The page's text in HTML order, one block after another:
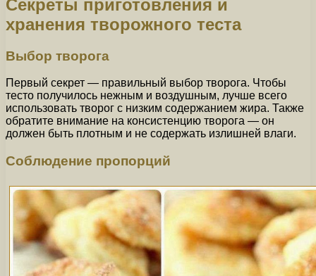
Секреты приготовления и
хранения творожного теста
Выбор творога
Первый секрет — правильный выбор творога. Чтобы
тесто получилось нежным и воздушным, лучше всего
использовать творог с низким содержанием жира. Также
обратите внимание на консистенцию творога — он
должен быть плотным и не содержать излишней влаги.
Соблюдение пропорций